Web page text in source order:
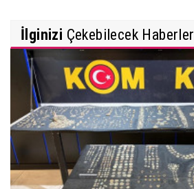
İlginizi Çekebilecek Haberler